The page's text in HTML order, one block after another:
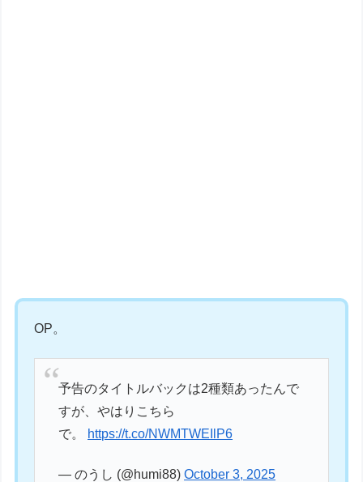
OP。
予告のタイトルバックは2種類あったんで
すが、やはりこちら
で。
https://t.co/NWMTWEIlP6
— のうし (@humi88)October 3, 2025